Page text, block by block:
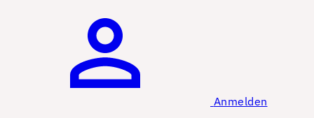
Anmelden